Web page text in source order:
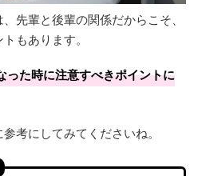
先輩と後輩の関係だからこそ、
もあります。
った時に注意すべきポイントに
考にしてみてくださいね。